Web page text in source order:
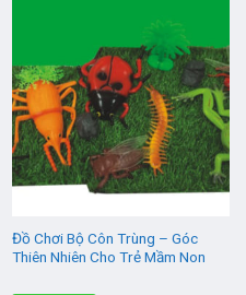
Đồ Chơi Bộ Côn Trùng – Góc
Thiên Nhiên Cho Trẻ Mầm Non